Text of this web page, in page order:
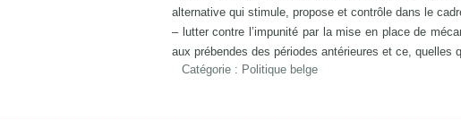
alternative qui stimule, propose et contrôle dans le
– lutter contre l’impunité par la mise en place de
aux prébendes des périodes antérieures et ce, quelles
Catégorie : Politique belge